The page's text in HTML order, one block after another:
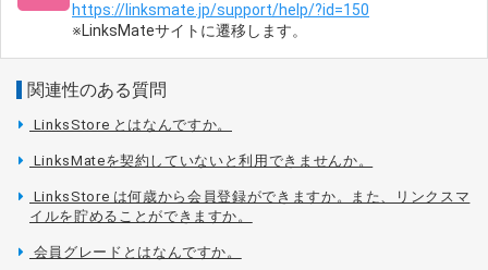
https://linksmate.jp/support/help/?id=150
※LinksMateサイトに遷移します。
関連性のある質問
LinksStore とはなんですか。
LinksMateを契約していないと利用できませんか。
LinksStore は何歳から会員登録ができますか。また、リンクスマ
イルを貯めることができますか。
会員グレードとはなんですか。